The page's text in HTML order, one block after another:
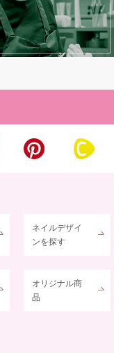
ネイルデザイ
ンを探す
オリジナル商
品